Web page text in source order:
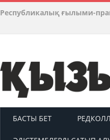
Республикалық ғылыми-
БАСТЫ БЕТ